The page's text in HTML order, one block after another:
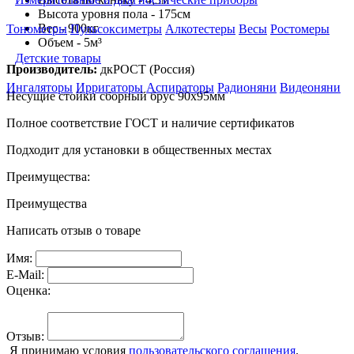
Тонометры Пульсоксиметры Алкотестеры Весы Ростомеры
Детские товары
Ингаляторы Ирригаторы Аспираторы Радионяни Видеоняни
Высота уровня пола - 175см
Вес - 900кг
Объем - 5м³
Производитель: дкРОСТ (Россия)
Несущие стойки сборный брус 90х95мм
Полное соответствие ГОСТ и наличие сертификатов
Подходит для установки в общественных местах
Преимущества:
Преимущества
Написать отзыв о товаре
Имя:
E-Mail:
Оценка:
Отзыв:
Я принимаю условия пользовательского соглашения.